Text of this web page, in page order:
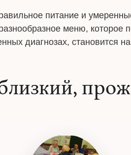
питание и
меню, которое
диагнозах, становится